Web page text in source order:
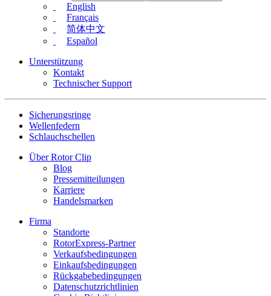
English
Français
简体中文
Español
Unterstützung
Kontakt
Technischer Support
Sicherungsringe
Wellenfedern
Schlauchschellen
Über Rotor Clip
Blog
Pressemitteilungen
Karriere
Handelsmarken
Firma
Standorte
RotorExpress-Partner
Verkaufsbedingungen
Einkaufsbedingungen
Rückgabebedingungen
Datenschutzrichtlinien